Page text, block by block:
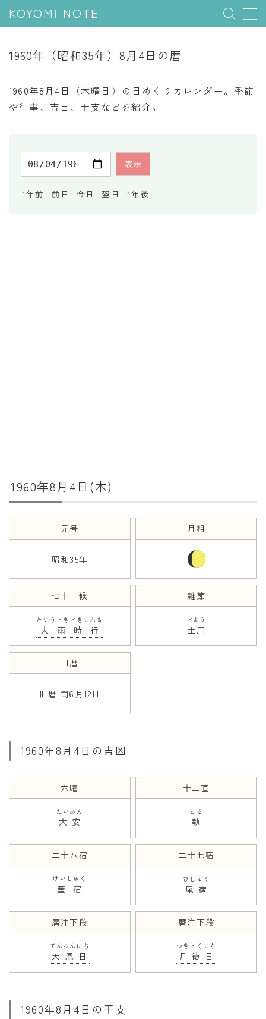
KOYOMI NOTE
五節句
二十四節気
二十八宿
二十七宿
誕生シンボル
年齢と学年
年齢・干支
子供のお祝い
長寿のお祝い
季節の工作
1960年（昭和35年）8月4日の暦
1960年8月4日（木曜日）の日めくりカレンダー。季節
や行事、吉日、干支などを紹介。
1年前 前日 今日 翌日 1年後
1960年8月4日(木)
元号
昭和35年
月相
七十二候
大雨時行
たいうときどきにふる
雑節
土用
どよう
旧暦
旧暦 閏6月12日
1960年8月4日の吉凶
六曜
大安
たいあん
十二直
執
とる
二十八宿
奎宿
けいしゅく
二十七宿
尾宿
びしゅく
暦注下段
天恩日
てんおんにち
暦注下段
月徳日
つきとくにち
1960年8月4日の干支